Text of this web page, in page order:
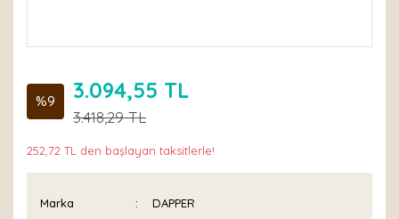
%9 3.094,55 TL
3.418,29 TL
252,72 TL den başlayan taksitlerle!
Marka DAPPER